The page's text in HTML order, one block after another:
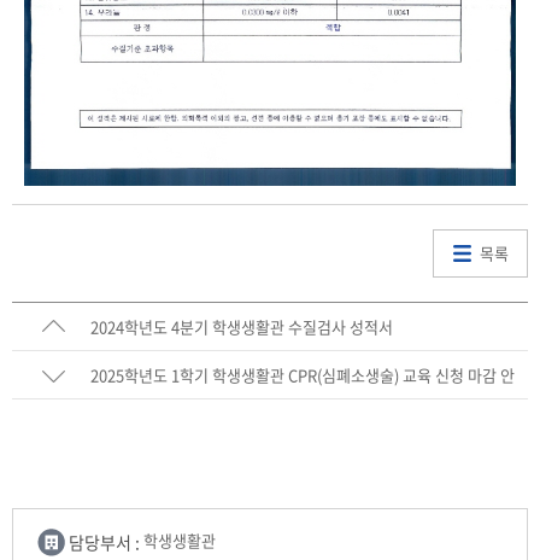
목록
2024학년도 4분기 학생생활관 수질검사 성적서
2025학년도 1학기 학생생활관 CPR(심폐소생술) 교육 신청 마감 안
담당부서 : 학생생활관